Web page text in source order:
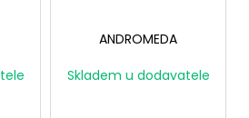
ANDROMEDA
Skladem u dodavatele